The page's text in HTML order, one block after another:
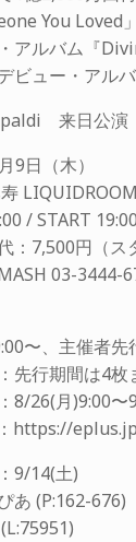
You Loved
アルバム『
ビュー・アル
来日公演
9日（木）
LIQUIDROOM
/ START 19:00
：7,500円（ス
03-3444-
〜、主催者先
先行期間は4枚
8/26(月)9:00〜
https://
9/14(土)
あ (P:162-